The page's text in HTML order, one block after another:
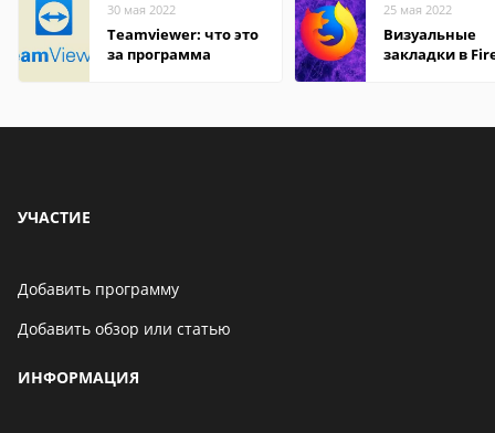
30 мая 2022
Teamviewer: что это
за программа
25 мая 2022
Визуальные
закладки в
УЧАСТИЕ
Добавить программу
Добавить обзор или статью
ИНФОРМАЦИЯ